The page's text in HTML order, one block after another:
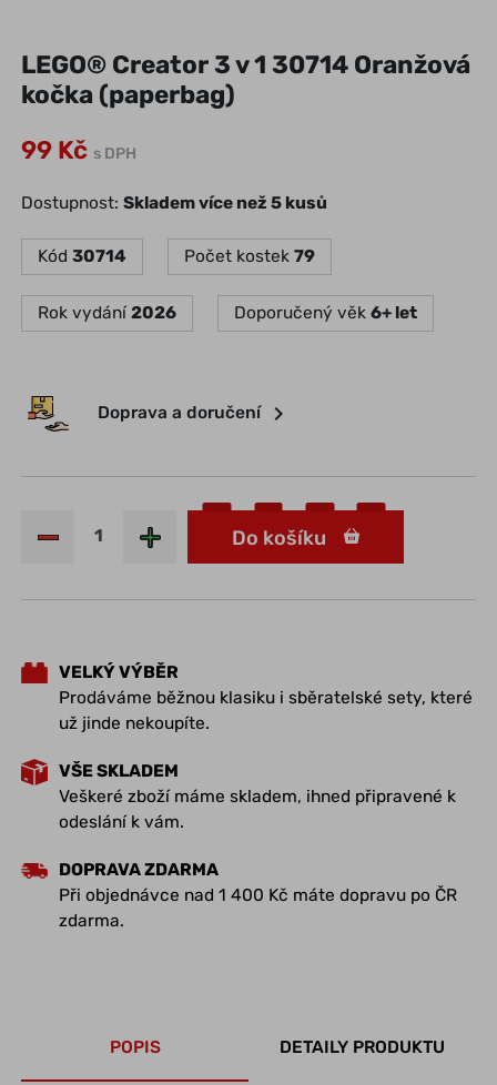
LEGO® Creator 3 v 1 30714 Oranžová
kočka (paperbag)
99 Kč s DPH
Dostupnost:Skladem více než 5 kusů
Kód30714 Počet kostek79
Rok vydání2026 Doporučený věk6+ let
Doprava a doručení chevron_right
Do košíku
VELKÝ VÝBĚR
Prodáváme běžnou klasiku i sběratelské sety, které
už jinde nekoupíte.
VŠE SKLADEM
Veškeré zboží máme skladem, ihned připravené k
odeslání k vám.
DOPRAVA ZDARMA
Při objednávce nad 1 400 Kč máte dopravu po ČR
zdarma.
POPIS DETAILY PRODUKTU